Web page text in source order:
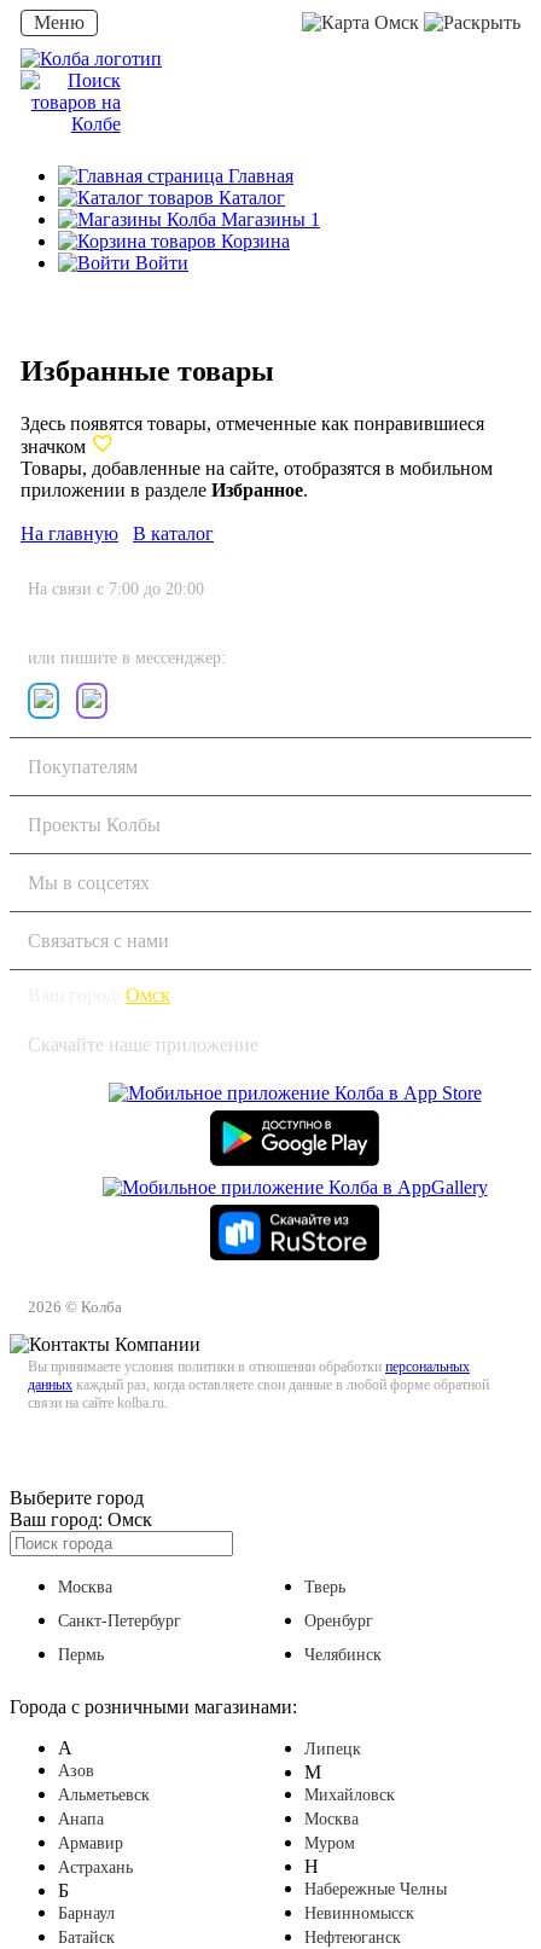
Меню Омск
Главная
Каталог
Магазины 1
Корзина
Войти
Избранные товары
Здесь появятся товары, отмеченные как понравившиеся
значком
Товары, добавленные на сайте, отобразятся в мобильном
приложении в разделе Избранное.
На главную В каталог
На связи с 7:00 до 20:00
или пишите в мессенджер:
Покупателям
Проекты Колбы
Мы в соцсетях
Связаться с нами
Омск
Скачайте наше приложение
2026 © Колба
Вы принимаете условия политики в отношении обработки персональных
данных каждый раз, когда оставляете свои данные в любой форме обратной
связи на сайте kolba.ru.
Выберите город
Ваш город: Омск
Москва
Санкт-Петербург
Пермь
Тверь
Оренбург
Челябинск
Города с розничными магазинами:
А
Азов
Альметьевск
Анапа
Армавир
Астрахань
Б
Барнаул
Батайск
Липецк
М
Михайловск
Москва
Муром
Н
Набережные Челны
Невинномысск
Нефтеюганск